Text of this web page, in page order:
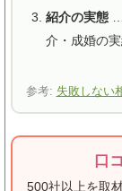
紹介の実態…
介・成婚の
参考: 失敗しない
口
500社以上を取